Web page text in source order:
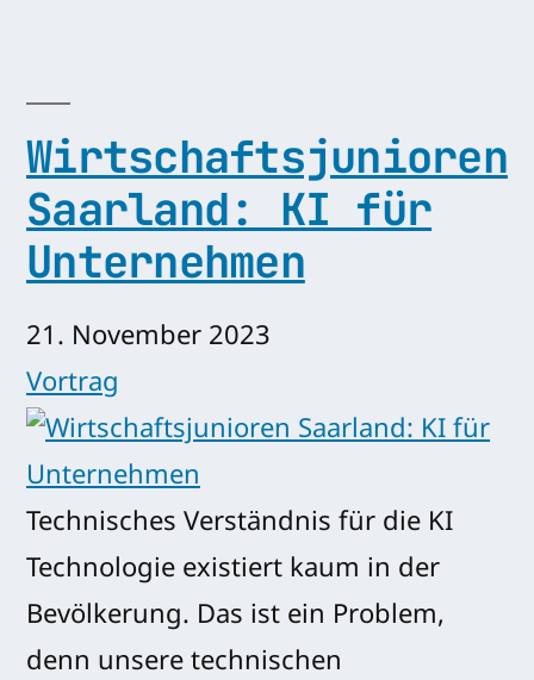
Wirtschaftsjunioren
Saarland: KI für
Unternehmen
21. November 2023
Vortrag
Technisches Verständnis für die KI
Technologie existiert kaum in der
Bevölkerung. Das ist ein Problem,
denn unsere technischen